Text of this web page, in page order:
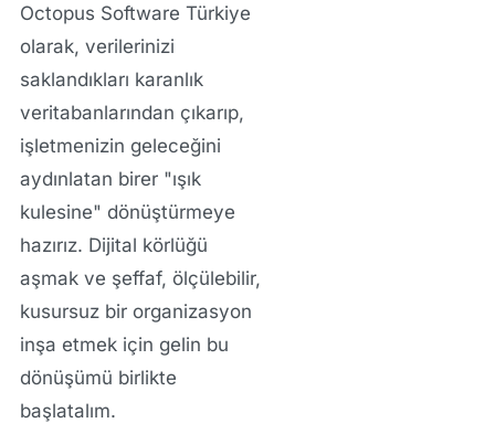
Octopus Software Türkiye
olarak, verilerinizi
saklandıkları karanlık
veritabanlarından çıkarıp,
işletmenizin geleceğini
aydınlatan birer "ışık
kulesine" dönüştürmeye
hazırız. Dijital körlüğü
aşmak ve şeffaf, ölçülebilir,
kusursuz bir organizasyon
inşa etmek için gelin bu
dönüşümü birlikte
başlatalım.